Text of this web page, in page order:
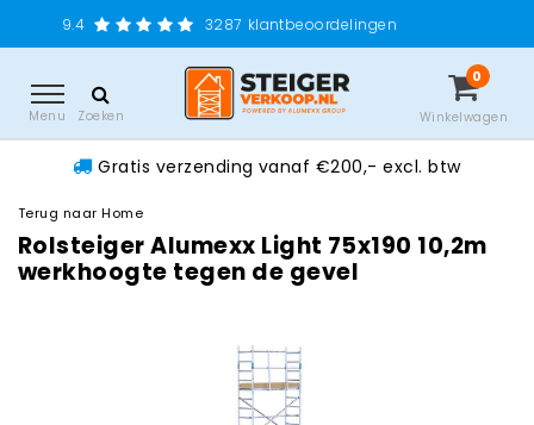
3287 klantbeoordelingen
Menu Zoeken
0
Winkelwagen
Gratis verzending vanaf €200,- excl. btw
Terug naar Home
Rolsteiger Alumexx Light 75x190 10,2m
werkhoogte tegen de gevel